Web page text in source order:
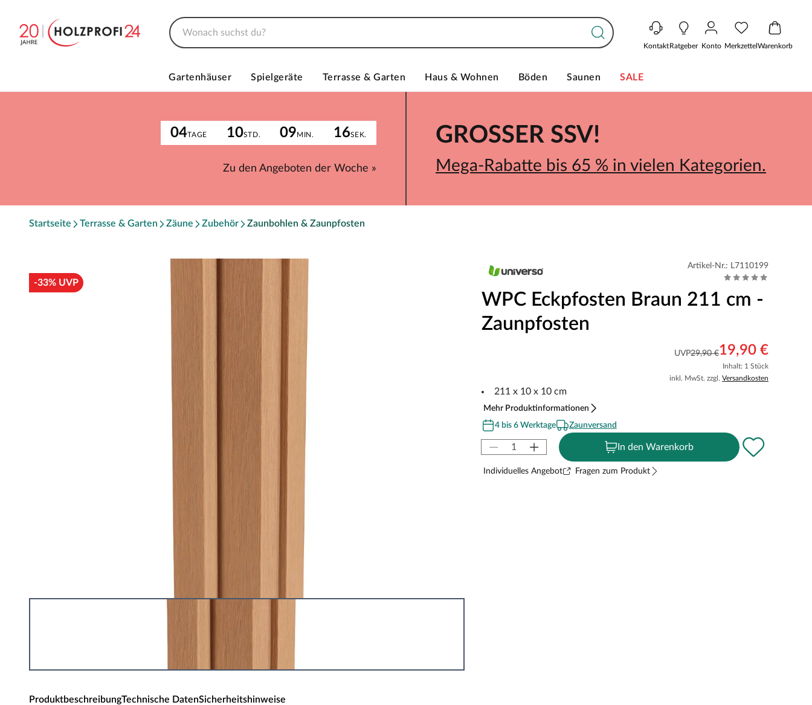
KontaktRatgeber Konto MerkzettelWarenkorb
Gartenhäuser Spielgeräte Terrasse & Garten Haus & Wohnen Böden Saunen SALE
04TAGE 10STD. 09MIN. 16SEK.
Zu den Angeboten der Woche »
GROSSER SSV!
Mega-Rabatte bis 65 % in vielen Kategorien.
Startseite Terrasse & Garten Zäune Zubehör Zaunbohlen & Zaunpfosten
-33% UVP
ProduktbeschreibungTechnische DatenSicherheitshinweise
Artikel-Nr.: L7110199
WPC Eckpfosten Braun 211 cm -
Zaunpfosten
UVP29,90 €19,90 €
Inhalt: 1 Stück
inkl. MwSt. zzgl. Versandkosten
211 x 10 x 10 cm
Mehr Produktinformationen
4 bis 6 Werktage
Zaunversand
In den Warenkorb
Individuelles Angebot Fragen zum Produkt